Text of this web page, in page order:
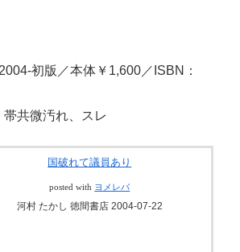
初版／本体￥1,600／ISBN：
共微汚れ、スレ
国破れて議員あり
posted with ヨメレバ
河村 たかし 徳間書店 2004-07-22